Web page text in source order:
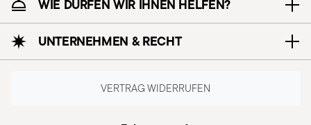
Spülmaschinenfest
und gehandhabt werden. Hier sind einige
WIE DÜRFEN WIR IHNEN HELFEN?
UNTERNEHMEN & RECHT
VERTRAG WIDERRUFEN